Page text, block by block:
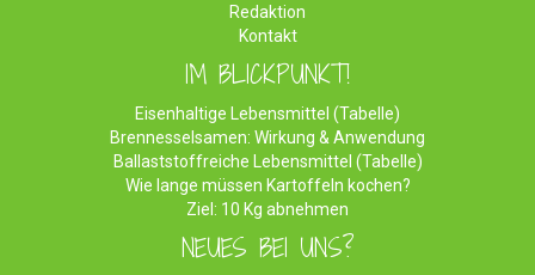
Redaktion
Kontakt
IM BLICKPUNKT!
Eisenhaltige Lebensmittel (Tabelle)
Brennesselsamen: Wirkung & Anwendung
Ballaststoffreiche Lebensmittel (Tabelle)
Wie lange müssen Kartoffeln kochen?
Ziel: 10 Kg abnehmen
NEUES BEI UNS?